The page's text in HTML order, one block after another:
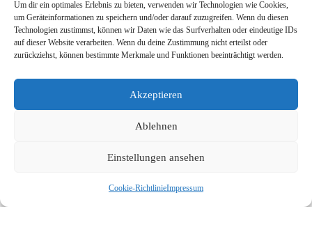
Um dir ein optimales Erlebnis zu bieten, verwenden wir Technologien wie Cookies,
um Geräteinformationen zu speichern und/oder darauf zuzugreifen. Wenn du diesen
Technologien zustimmst, können wir Daten wie das Surfverhalten oder eindeutige IDs
auf dieser Website verarbeiten. Wenn du deine Zustimmung nicht erteilst oder
zurückziehst, können bestimmte Merkmale und Funktionen beeinträchtigt werden.
Akzeptieren
Ablehnen
Einstellungen ansehen
Cookie-RichtlinieImpressum
Name, E-Mail-Adresse und Website in